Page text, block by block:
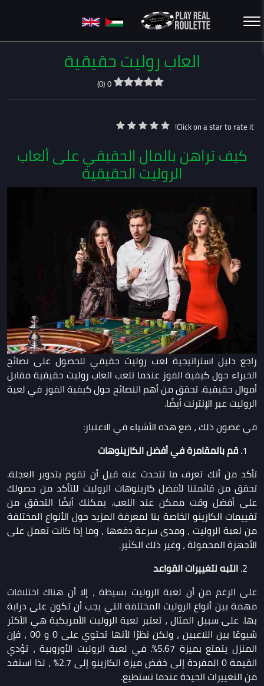
العاب روليت حقيقية
0
(
0
)
Click on a star to rate it!
كيف تراهن بالمال الحقيقي على ألعاب
الروليت الحقيقية
راجع دليل استراتيجية لعب روليت حقيقي للحصول على نصائح
الخبراء حول كيفية الفوز عندما تلعب العاب روليت حقيقية مقابل
أموال حقيقية. تحقق من أهم النصائح حول كيفية الفوز في لعبة
الروليت عبر الإنترنت أيضًا.
في غضون ذلك ، ضع هذه الأشياء في الاعتبار:
قم بالمقامرة في أفضل الكازينوهات
تأكد من أنك تعرف ما تتحدث عنه قبل أن تقوم بتدوير العجلة.
تحقق من قائمتنا لأفضل كازينوهات الروليت للتأكد من حصولك
على أفضل وقت ممكن عند اللعب. يمكنك أيضًا التحقق من
تقييمات الكازينو الخاصة بنا لمعرفة المزيد حول الأنواع المختلفة
من لعبة الروليت ، ومدى سرعة دفعها ، وما إذا كانت تعمل على
الأجهزة المحمولة ، وغير ذلك الكثير.
انتبه لتغييرات القواعد
على الرغم من أن لعبة الروليت بسيطة ، إلا أن هناك اختلافات
مهمة بين أنواع الروليت المختلفة التي يجب أن تكون على دراية
بها. على سبيل المثال ، تعتبر لعبة الروليت الأمريكية هي الأكثر
شيوعًا بين اللاعبين ، ولكن نظرًا لأنها تحتوي على 0 و 00 ، فإن
المنزل يتمتع بميزة 5.67٪. في لعبة الروليت الأوروبية ، تؤدي
القيمة 0 المفردة إلى خفض ميزة الكازينو إلى 2.7٪ ، لذا استفد
من التغييرات الجيدة عندما تستطيع.